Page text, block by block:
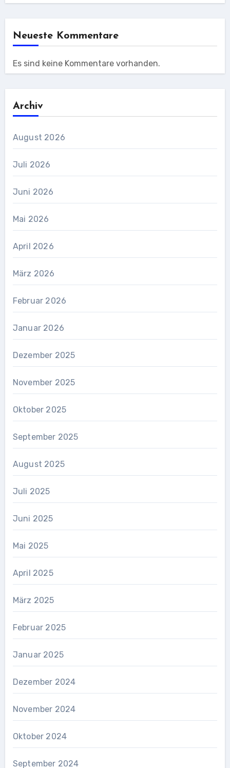
Neueste Kommentare
Es sind keine Kommentare vorhanden.
Archiv
August 2026
Juli 2026
Juni 2026
Mai 2026
April 2026
März 2026
Februar 2026
Januar 2026
Dezember 2025
November 2025
Oktober 2025
September 2025
August 2025
Juli 2025
Juni 2025
Mai 2025
April 2025
März 2025
Februar 2025
Januar 2025
Dezember 2024
November 2024
Oktober 2024
September 2024